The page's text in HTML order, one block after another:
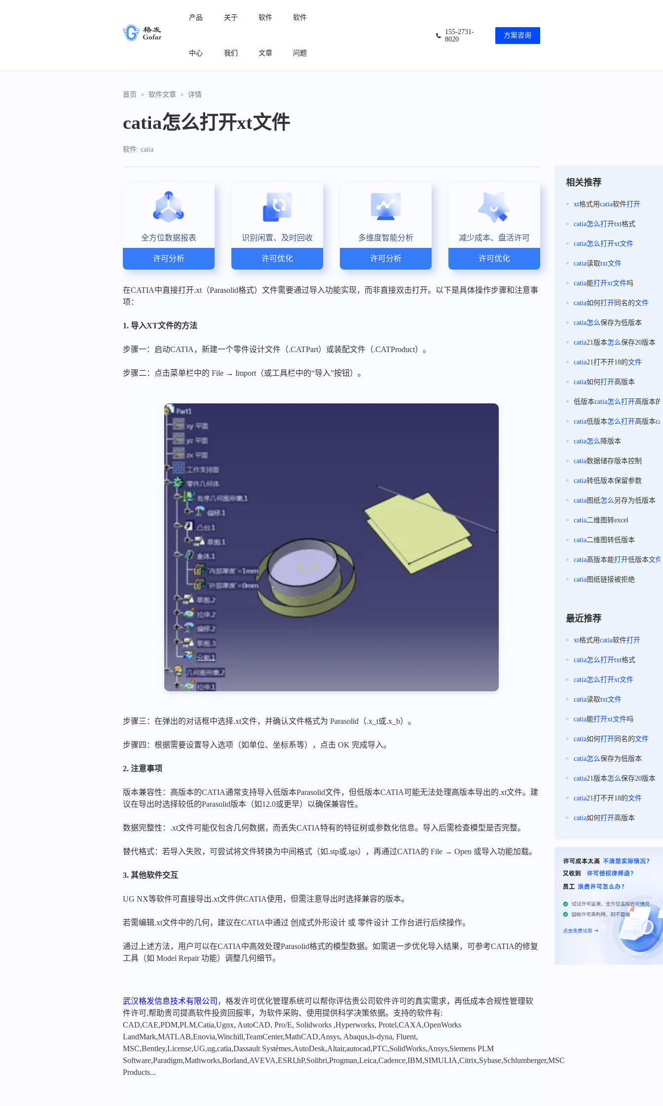
产品
中心
许可分析
实现专业软件许可精细化管理
关于
我们
软件
文章
软件
问题
155-2731-
8020
方案咨询
首页 > 软件文章 > 详情
catia怎么打开xt文件
软件: catia
全方位数据报表
许可分析
识别闲置、及时回收
许可优化
多维度智能分析
许可分析
减少成本、盘活许可
许可优化
在CATIA中直接打开.xt（Parasolid格式）文件需要通过导入功能实现，而非直接双击打开。以下是具体操作步骤和注意事
项：
1. 导入XT文件的方法
步骤一：启动CATIA，新建一个零件设计文件（.CATPart）或装配文件（.CATProduct）。
步骤二：点击菜单栏中的 File → Import（或工具栏中的“导入”按钮）。
步骤三：在弹出的对话框中选择.xt文件，并确认文件格式为 Parasolid（.x_t或.x_b）。
步骤四：根据需要设置导入选项（如单位、坐标系等），点击 OK 完成导入。
2. 注意事项
版本兼容性：高版本的CATIA通常支持导入低版本Parasolid文件，但低版本CATIA可能无法处理高版本导出的.xt文件。建
议在导出时选择较低的Parasolid版本（如12.0或更早）以确保兼容性。
数据完整性：.xt文件可能仅包含几何数据，而丢失CATIA特有的特征树或参数化信息。导入后需检查模型是否完整。
替代格式：若导入失败，可尝试将文件转换为中间格式（如.stp或.igs），再通过CATIA的 File → Open 或导入功能加载。
3. 其他软件交互
UG NX等软件可直接导出.xt文件供CATIA使用，但需注意导出时选择兼容的版本。
若需编辑.xt文件中的几何，建议在CATIA中通过 创成式外形设计 或 零件设计 工作台进行后续操作。
通过上述方法，用户可以在CATIA中高效处理Parasolid格式的模型数据。如需进一步优化导入结果，可参考CATIA的修复
工具（如 Model Repair 功能）调整几何细节。
武汉格发信息技术有限公司 ，格发许可优化管理系统可以帮你评估贵公司软件许可的真实需求，再低成本合规性管理软
件许可,帮助贵司提高软件投资回报率，为软件采购、使用提供科学决策依据。支持的软件有:
CAD,CAE,PDM,PLM,Catia,Ugnx, AutoCAD, Pro/E, Solidworks ,Hyperworks, Protel,CAXA,OpenWorks
LandMark,MATLAB,Enovia,Winchill,TeamCenter,MathCAD,Ansys, Abaqus,ls-dyna, Fluent,
MSC,Bentley,License,UG,ug,catia,Dassault Systèmes,AutoDesk,Altair,autocad,PTC,SolidWorks,Ansys,Siemens PLM
Software,Paradigm,Mathworks,Borland,AVEVA,ESRI,hP,Solibri,Progman,Leica,Cadence,IBM,SIMULIA,Citrix,Sybase,Schlumberger,MSC
Products...
相关推荐
xt格式用catia软件打开
catia怎么打开txt格式
catia怎么打开xt文件
catia读取txt文件
catia能打开xt文件吗
catia如何打开同名的文件
catia怎么保存为低版本
catia21版本怎么保存20版本
catia21打不开18的文件
catia如何打开高版本
低版本catia怎么打开高版本的
catia低版本怎么打开高版本
catia怎么 降版本
catia数据储存版本控制
catia转低版本保留参数
catia图纸怎么另存为低版本
catia二维图转excel
catia二维图转低版本
catia高版本能打开低版本文件
catia图纸链接被拒绝
最近推荐
xt格式用catia软件打开
catia怎么打开txt格式
catia怎么打开xt文件
catia读取txt文件
catia能打开xt文件吗
catia如何打开同名的文件
catia怎么保存为低版本
catia21版本怎么保存20版本
catia21打不开18的文件
catia如何打开高版本